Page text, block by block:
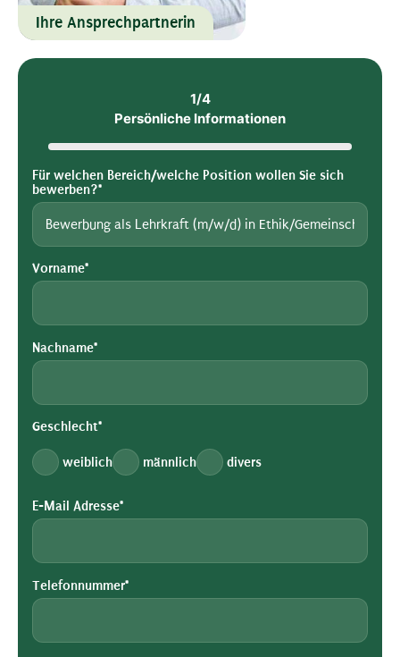
Ihre Ansprechpartnerin
1/4
Persönliche Informationen
Für welchen Bereich/welche Position wollen Sie sich
bewerben?*
Vorname*
Nachname*
Geschlecht*
weiblich männlich divers
E-Mail Adresse*
Telefonnummer*